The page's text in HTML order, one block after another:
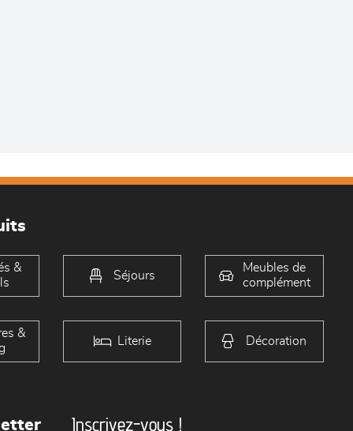
&
Séjours
Meubles de
complément
&
Literie Décoration
Inscrivez-vous !